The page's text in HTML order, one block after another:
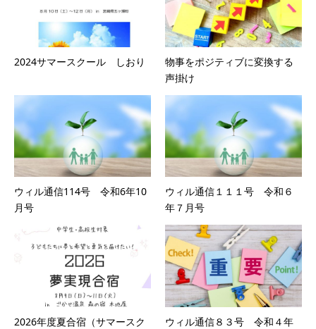
2024サマースクール しおり
物事をポジティブに変換する
声掛け
ウィル通信114号 令和6年10
月号
ウィル通信１１１号 令和６
年７月号
2026年度夏合宿（サマースク
ウィル通信８３号 令和４年